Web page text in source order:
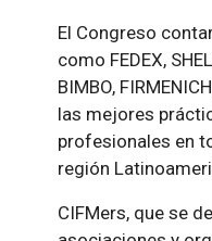
El Congreso
como FEDEX,
BIMBO,
las mejores
profesionales en
región
CIFMers, que se